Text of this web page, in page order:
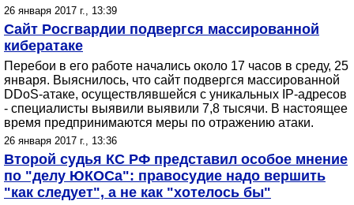
26 января 2017 г., 13:39
Сайт Росгвардии подвергся массированной
кибератаке
Перебои в его работе начались около 17 часов в среду, 25
января. Выяснилось, что сайт подвергся массированной
DDoS-атаке, осуществлявшейся с уникальных IP-адресов
- специалисты выявили выявили 7,8 тысячи. В настоящее
время предпринимаются меры по отражению атаки.
26 января 2017 г., 13:36
Второй судья КС РФ представил особое мнение
по "делу ЮКОСа": правосудие надо вершить
"как следует", а не как "хотелось бы"